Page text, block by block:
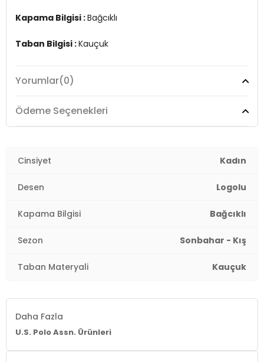
Kapama Bilgisi :Bağcıklı
Taban Bilgisi :Kauçuk
2DK4WSAGANHIWMN4PR.07
Yorumlar(0)
Ödeme Seçenekleri
Cinsiyet Kadın
Desen Logolu
Kapama Bilgisi Bağcıklı
Sezon Sonbahar - Kış
Taban Materyali Kauçuk
Daha Fazla
U.S. Polo Assn. Ürünleri